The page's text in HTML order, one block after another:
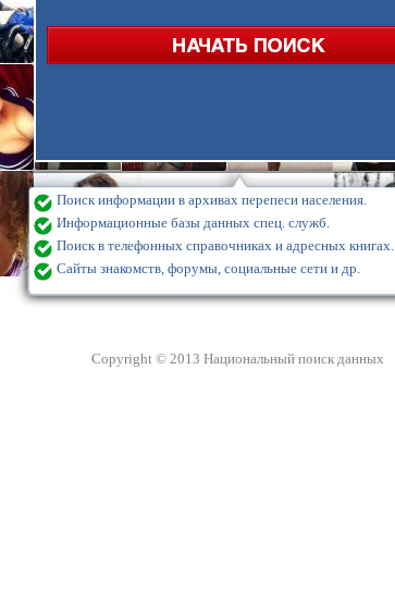
Поиск информации в архивах перепеси населения.
Информационные базы данных спец. служб.
Поиск в телефонных справочниках и адресных книгах.
Сайты знакомств, форумы, социальные сети и др.
Copyright © 2013 Национальный поиск данных